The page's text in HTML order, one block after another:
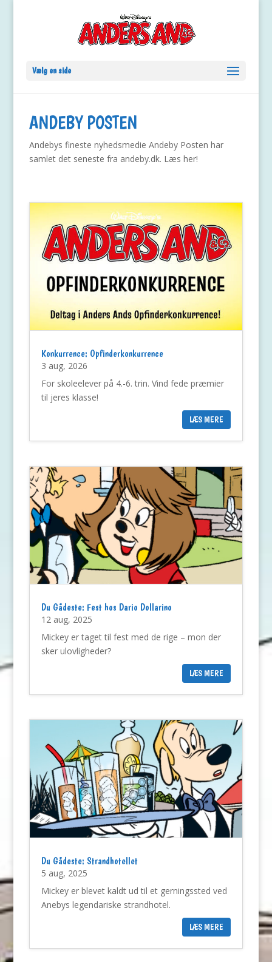
Vælg en side
ANDEBY POSTEN
Andebys fineste nyhedsmedie Andeby Posten har
samlet det seneste fra andeby.dk. Læs her!
Konkurrence: Opfinderkonkurrence
3 aug, 2026
For skoleelever på 4.-6. trin. Vind fede præmier
til jeres klasse!
LÆS MERE
Du Gådeste: Fest hos Dario Dollarino
12 aug, 2025
Mickey er taget til fest med de rige – mon der
sker ulovligheder?
LÆS MERE
Du Gådeste: Strandhotellet
5 aug, 2025
Mickey er blevet kaldt ud til et gerningssted ved
Anebys legendariske strandhotel.
LÆS MERE